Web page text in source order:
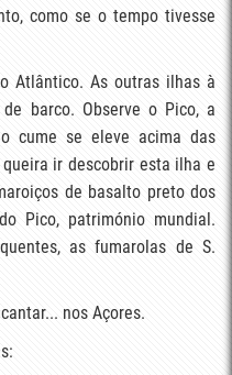
como se o tempo tivesse
Atlântico. As outras ilhas à
barco. Observe o Pico, a
cume se eleve acima das
ir descobrir esta ilha e
de basalto preto dos
Pico, património mundial.
as fumarolas de S.
nos Açores.